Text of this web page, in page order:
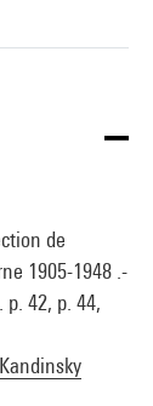
de
1905-1948 .-
p. 42, p. 44,